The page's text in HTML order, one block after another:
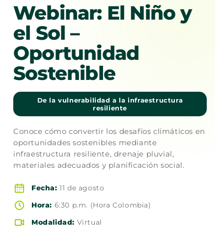
Webinar: El Niño y
el Sol –
Oportunidad
Sostenible
De la vulnerabilidad a la infraestructura
resiliente
Conoce cómo convertir los desafíos climáticos en
oportunidades sostenibles mediante
infraestructura resiliente, drenaje pluvial,
materiales adecuados y planificación social.
Fecha: 11 de agosto
Hora: 6:30 p.m. (Hora Colombia)
Modalidad: Virtual